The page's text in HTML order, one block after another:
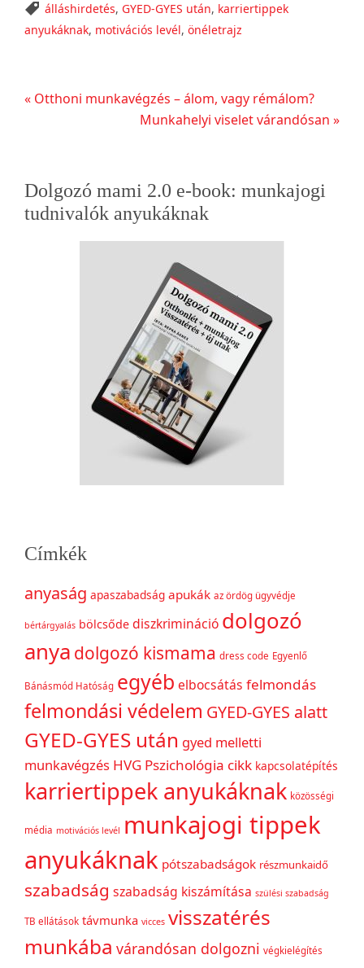
álláshirdetés, GYED-GYES után, karriertippek
anyukáknak, motivációs levél, önéletrajz
Előző
« Otthoni munkavégzés – álom, vagy rémálom?
Következő
Munkahelyi viselet várandósan »
Elsődleges
oldalsáv
Dolgozó mami 2.0 e-book: munkajogi
tudnivalók anyukáknak
Címkék
anyaság apaszabadság apukák az ördög ügyvédje
bértárgyalás bölcsőde diszkrimináció dolgozó
anya dolgozó kismama dress code Egyenlő
Bánásmód Hatóság egyéb elbocsátás felmondás
felmondási védelem GYED-GYES alatt
GYED-GYES után gyed melletti
munkavégzés HVG Pszichológia cikk kapcsolatépítés
karriertippek anyukáknak közösségi
média motivációs levél munkajogi tippek
anyukáknak pótszabadságok részmunkaidő
szabadság szabadság kiszámítása szülési szabadság
TB ellátások távmunka vicces visszatérés
munkába várandósan dolgozni végkielégítés